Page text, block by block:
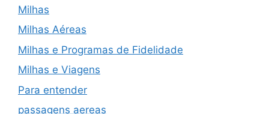
Milhas
Milhas Aéreas
Milhas e Programas de Fidelidade
Milhas e Viagens
Para entender
passagens aereas